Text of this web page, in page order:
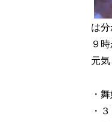
は
９
元
・
・